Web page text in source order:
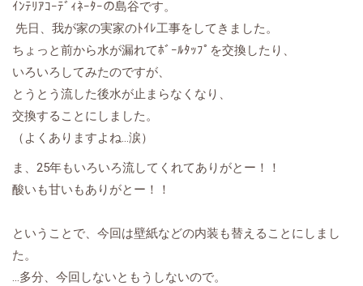
ｲﾝﾃﾘｱｺｰﾃﾞｨﾈｰﾀｰの島谷です。
先日、我が家の実家のﾄｲﾚ工事をしてきました。
ちょっと前から水が漏れてﾎﾞｰﾙﾀｯﾌﾟを交換したり、
いろいろしてみたのですが、
とうとう流した後水が止まらなくなり、
交換することにしました。
（よくありますよね…涙）
ま、25年もいろいろ流してくれてありがとー！！
酸いも甘いもありがとー！！
ということで、今回は壁紙などの内装も替えることにしまし
た。
…多分、今回しないともうしないので。